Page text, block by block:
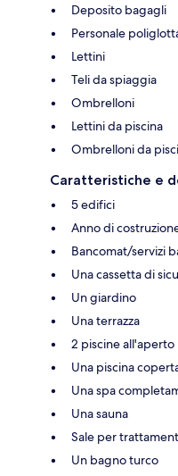
Deposito bagagli
Personale
Lettini
Teli da spiaggia
Ombrelloni
Lettini da piscina
Ombrelloni da
Caratteristiche e
5 edifici
Anno di
Bancomat/servizi
Una cassetta di
Un giardino
Una terrazza
2 piscine all'aperto
Una piscina
Una spa
Una sauna
Sale per
Un bagno turco